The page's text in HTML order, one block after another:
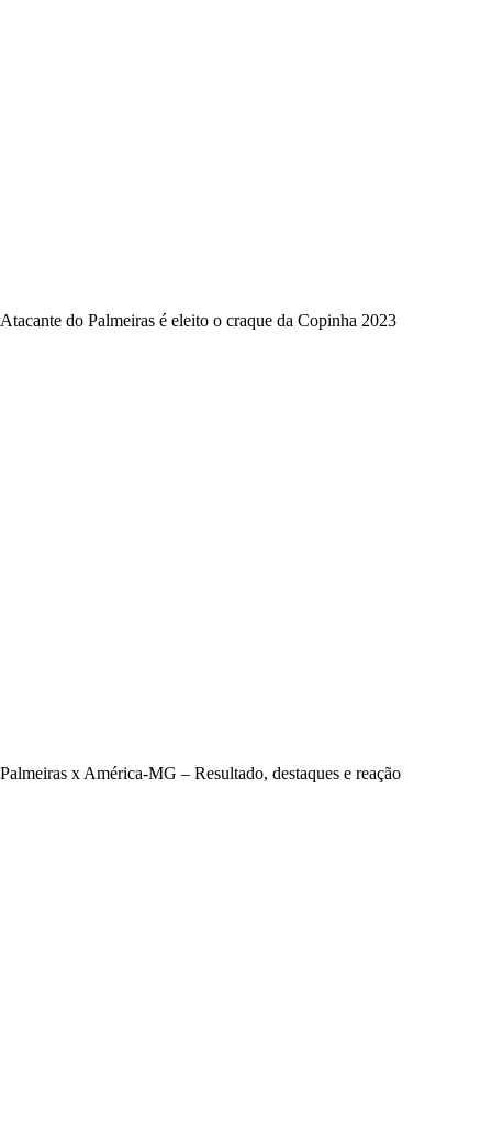
Atacante do Palmeiras é eleito o craque da Copinha 2023
Palmeiras x América-MG – Resultado, destaques e reação